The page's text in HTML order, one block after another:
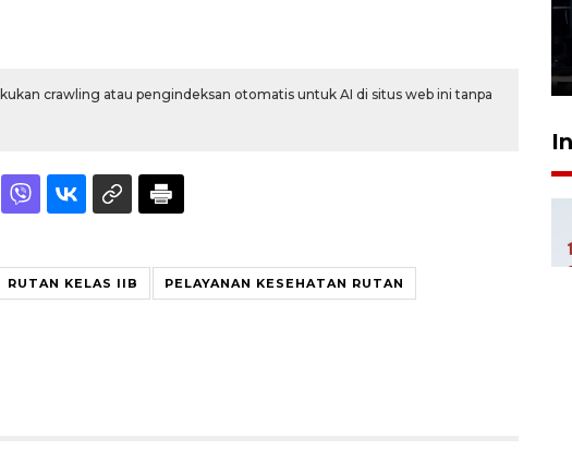
crawling atau pengindeksan otomatis untuk AI di situs web ini tanpa
RUTAN KELAS IIB PELAYANAN KESEHATAN RUTAN